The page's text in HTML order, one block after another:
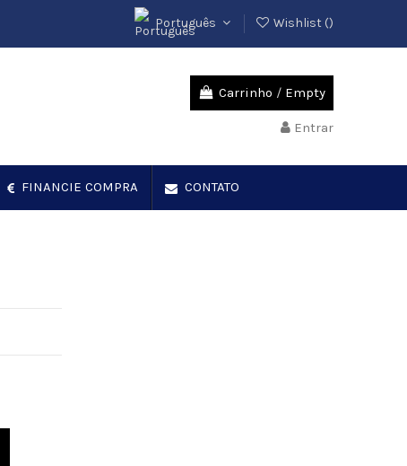
Português Wishlist ()
Carrinho / Empty
Entrar
FINANCIE COMPRA CONTATO